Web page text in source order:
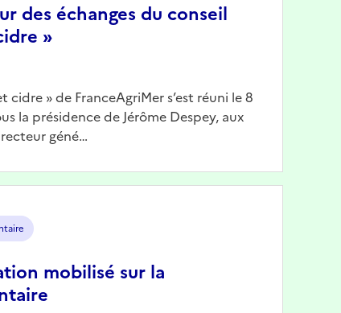
des échanges du conseil
»
cidre » de FranceAgriMer s’est réuni le 8
la présidence de Jérôme Despey, aux
géné…
mobilisé sur la